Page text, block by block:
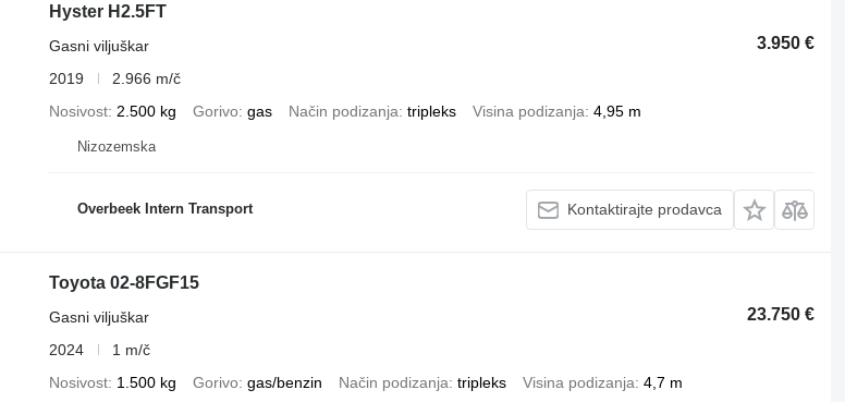
Hyster H2.5FT
3.950 €
Gasni viljuškar
2019
2.966 m/č
Nosivost 2.500 kg Gorivo gas Način podizanja tripleks Visina podizanja 4,95 m
Nizozemska
Overbeek Intern Transport Kontaktirajte prodavca
Toyota 02-8FGF15
23.750 €
Gasni viljuškar
2024
1 m/č
Nosivost 1.500 kg Gorivo gas/benzin Način podizanja tripleks Visina podizanja 4,7 m